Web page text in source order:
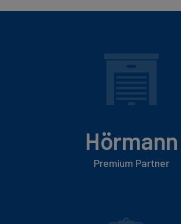
Hörmann
Premium Partner